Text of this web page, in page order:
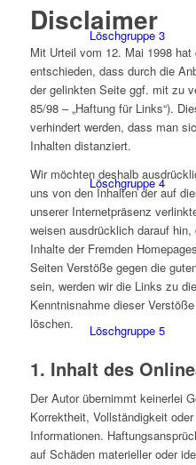
Löschgruppe 3
Löschgruppe 4
Löschgruppe 5
Disclaimer
Mit Urteil vom 12. Mai 1998
entschieden, dass durch die
der gelinkten Seite ggf. mit zu
85/98 – „Haftung für Links“).
verhindert werden, dass man
Inhalten distanziert.
Wir möchten deshalb
uns von den Inhalten der auf
unserer Internetpräsenz
weisen ausdrücklich darauf
Inhalte der Fremden
Seiten Verstöße gegen die
sein, werden wir die Links zu
Kenntnisnahme dieser
löschen.
1. Inhalt des
Der Autor übernimmt keinerlei
Korrektheit, Vollständigkeit
Informationen.
auf Schäden materieller oder